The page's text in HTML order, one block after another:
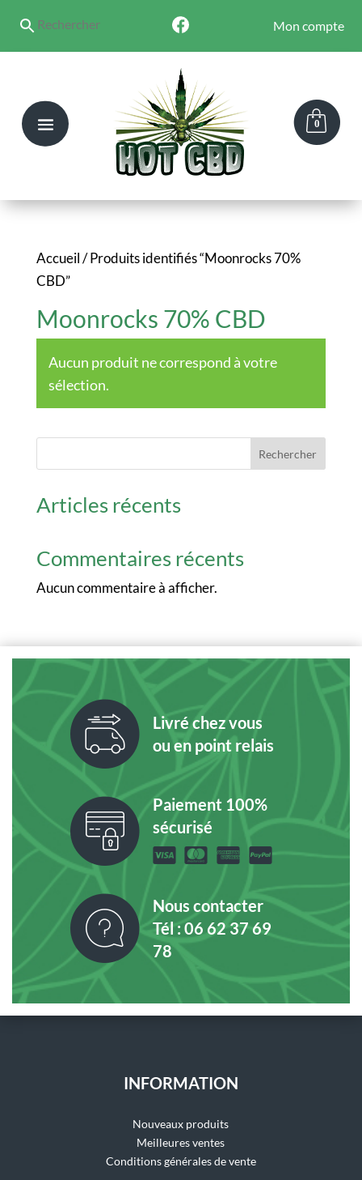
Mon compte
0
Accueil/ Produits identifiés “Moonrocks 70%
CBD”
Moonrocks 70% CBD
Aucun produit ne correspond à votre
sélection.
Rechercher
Articles récents
Commentaires récents
Aucun commentaire à afficher.
Livré chez vous
ou en point relais
Paiement 100%
sécurisé
Nous contacter
Tél : 06 62 37 69
78
INFORMATION
Nouveaux produits
Meilleures ventes
Conditions générales de vente